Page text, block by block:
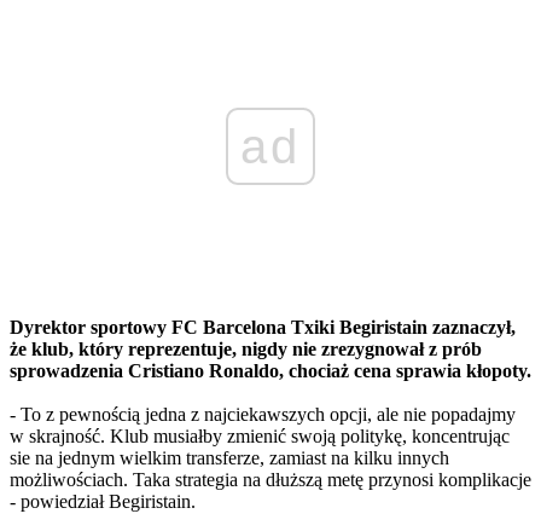
ad
Dyrektor sportowy FC Barcelona Txiki Begiristain zaznaczył,
że klub, który reprezentuje, nigdy nie zrezygnował z prób
sprowadzenia Cristiano Ronaldo, chociaż cena sprawia kłopoty.
- To z pewnością jedna z najciekawszych opcji, ale nie popadajmy
w skrajność. Klub musiałby zmienić swoją politykę, koncentrując
sie na jednym wielkim transferze, zamiast na kilku innych
możliwościach. Taka strategia na dłuższą metę przynosi komplikacje
- powiedział Begiristain.